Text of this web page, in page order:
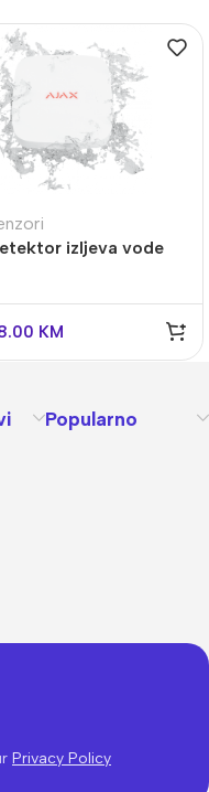
izljeva vode
KM
Popularno
Privacy Policy